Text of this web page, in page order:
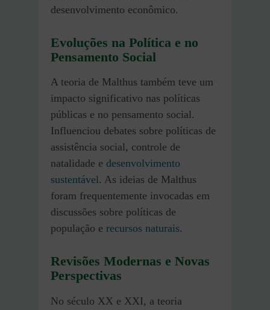
desenvolvimento econômico.
Evoluções na Política e no
Pensamento Social
A teoria de Malthus também teve um
impacto significativo nas políticas
públicas e no pensamento social.
Influenciou debates sobre políticas de
assistência social, controle de
natalidade e desenvolvimento
sustentável. As ideias de Malthus
foram frequentemente invocadas em
discussões sobre políticas de
população e recursos naturais.
Revisões Modernas e Novas
Perspectivas
No século XX e XXI, a teoria